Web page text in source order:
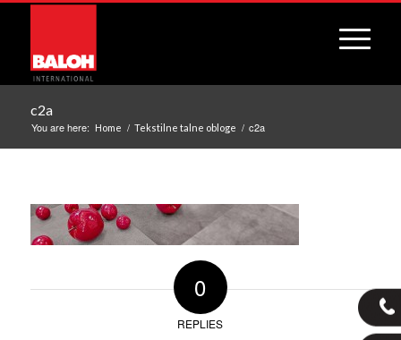
c2a
You are here: Home / Tekstilne talne obloge / c2a
0
REPLIES